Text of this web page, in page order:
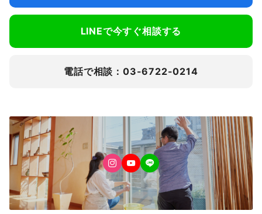
LINEで今すぐ相談する
電話で相談：03-6722-0214